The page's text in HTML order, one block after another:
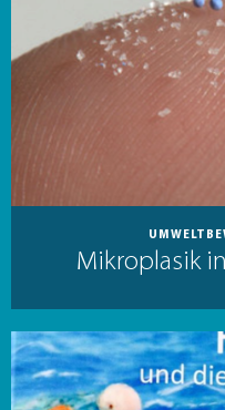
Mikroplasik